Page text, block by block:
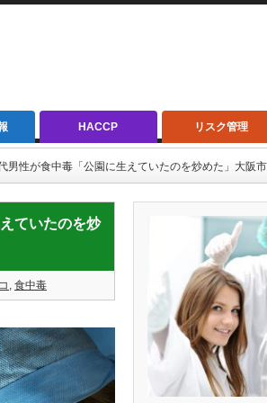
HACCP リスク管理
男性が食中毒「公園に生えていたのを炒めた」大阪
ていたのを炒
, 食中毒